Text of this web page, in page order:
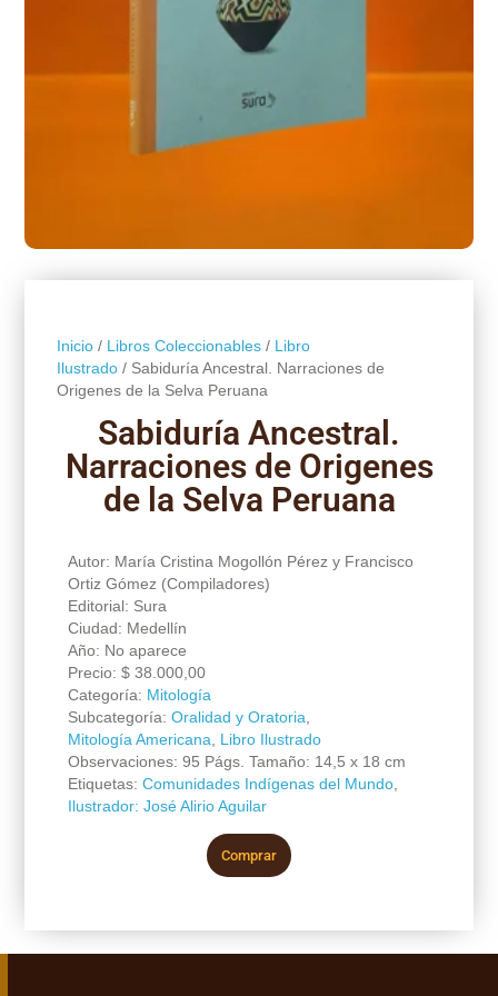
Inicio/ Libros Coleccionables/ Libro
Ilustrado/ Sabiduría Ancestral. Narraciones de
Origenes de la Selva Peruana
Sabiduría Ancestral.
Narraciones de Origenes
de la Selva Peruana
Autor: María Cristina Mogollón Pérez y Francisco
Ortiz Gómez (Compiladores)
Editorial: Sura
Ciudad: Medellín
Año: No aparece
Precio: $38.000,00
Categoría: Mitología
Subcategoría: Oralidad y Oratoria
Mitología Americana
Libro Ilustrado
Observaciones: 95 Págs. Tamaño: 14,5 x 18 cm
Etiquetas: Comunidades Indígenas del Mundo,
Ilustrador: José Alirio Aguilar
Comprar